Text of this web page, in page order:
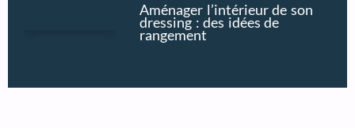
Aménager l’intérieur de son
dressing : des idées de
rangement